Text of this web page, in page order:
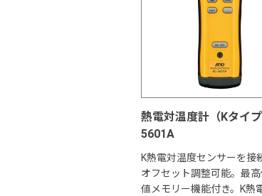
熱電対温度計（Kタイ
5601A
K熱電対温度センサーを接
オフセット調整可能。最
値メモリー機能付き。K熱